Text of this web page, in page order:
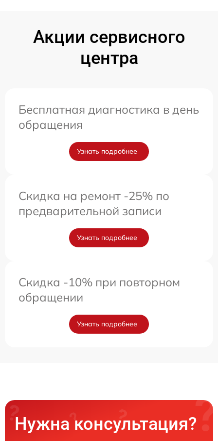
Акции сервисного
центра
Бесплатная диагностика в день
обращения
Узнать подробнее
Скидка на ремонт -25% по
предварительной записи
Узнать подробнее
Скидка -10% при повторном
обращении
Узнать подробнее
Нужна консультация?